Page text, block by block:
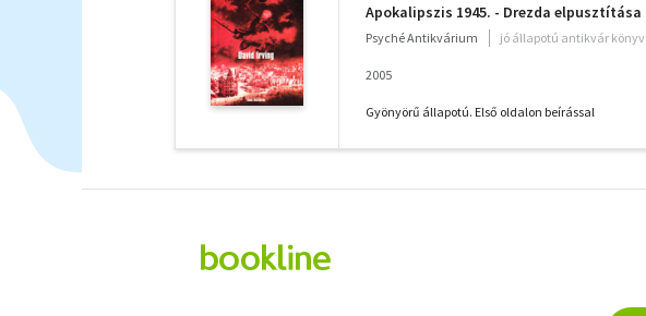
Apokalipszis 1945. - Drezda elpusztítása
Psyché Antikvárium jó állapotú antikvár könyv
2005
Gyönyörű állapotú. Első oldalon beírással